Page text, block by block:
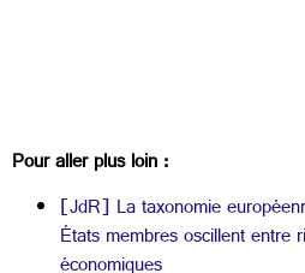
Pour aller plus loin :
[JdR] La taxonomie
États membres oscillent entre